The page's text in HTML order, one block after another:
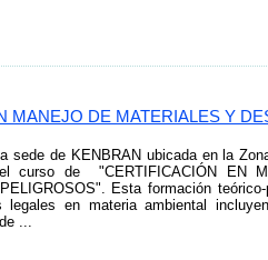
MANEJO DE MATERIALES Y
sede de KENBRAN ubicada en la
curso de "CERTIFICACIÓN EN
Esta formación
legales en materia ambiental
...